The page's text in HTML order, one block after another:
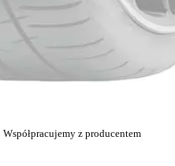
Współpracujemy z producentem